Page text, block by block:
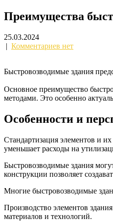
Преимущества
25.03.2024
| Комментариев нет
Быстровозводимые здания
Основное преимущество
методами. Это особенно
Особенности и
Стандартизация элементов и
уменьшает расходы на
Быстровозводимые здания
конструкции позволяет
Многие быстровозводимые
Производство элементов
материалов и технологий.